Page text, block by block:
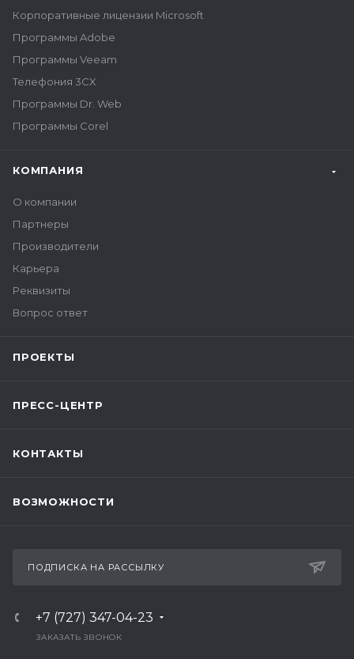
Корпоративные лицензии Microsoft
Программы Adobe
Программы Veeam
Телефония 3CX
Программы Dr. Web
Программы Corel
КОМПАНИЯ
О компании
Партнеры
Производители
Карьера
Реквизиты
Вопрос ответ
ПРОЕКТЫ
ПРЕСС-ЦЕНТР
КОНТАКТЫ
ВОЗМОЖНОСТИ
ПОДПИСКА НА РАССЫЛКУ
+7 (727) 347-04-23
ЗАКАЗАТЬ ЗВОНОК